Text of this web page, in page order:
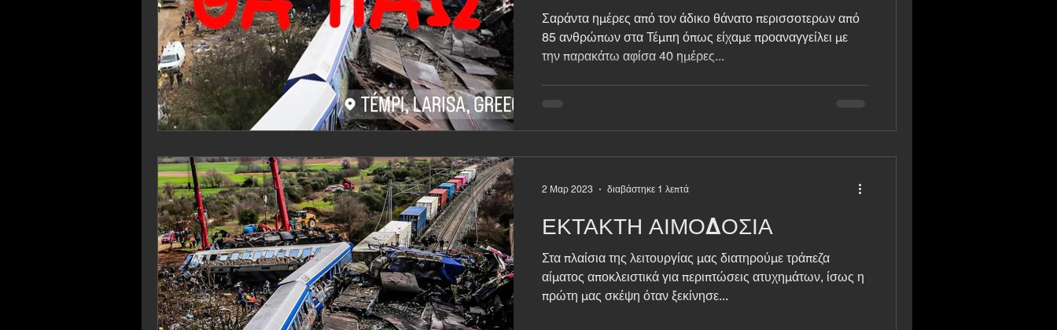
Σαράντα ημέρες από τον άδικο θάνατο περισσοτερων από
85 ανθρώπων στα Τέμπη όπως είχαμε προαναγγείλει με
την παρακάτω αφίσα 40 ημέρες...
ΕΚΤΑΚΤΗ ΑΙΜΟΔΟΣΙΑ
Στα πλαίσια της λειτουργίας μας διατηρούμε τράπεζα
αίματος αποκλειστικά για περιπτώσεις ατυχημάτων, ίσως η
πρώτη μας σκέψη όταν ξεκίνησε...
2 Μαρ 2023 διαβάστηκε 1 λεπτά